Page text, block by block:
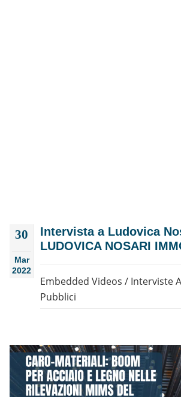
30
Mar
2022
Intervista a Ludovica
LUDOVICA NOSARI
Embedded Videos / Interviste
Pubblici